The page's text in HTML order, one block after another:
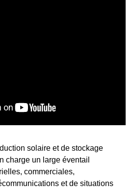
solaire et de stockage
charge un large éventail
commerciales,
et de situations